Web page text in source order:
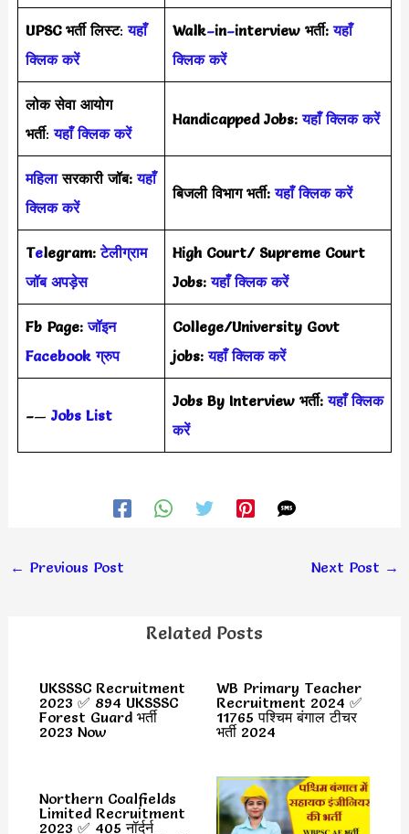
UPSC भर्ती लिस्ट:यहाँ
क्लिक करें
Walk–in–interview भर्ती:यहाँ
क्लिक करें
लोक सेवा आयोग
भर्ती:यहाँ क्लिक करें
Handicapped Jobs:यहाँ क्लिक करें
महिलासरकारी जॉब: यहाँ
क्लिक करें
बिजली विभाग भर्ती:यहाँ क्लिक करें
Telegram: टेलीग्राम
जॉब अपड़ेस
High Court/ Supreme Court
Jobs:यहाँ क्लिक करें
Fb Page:जॉइन
Facebook ग्रुप
College/University Govt
jobs:यहाँ क्लिक करें
–— Jobs List
Jobs By Interview भर्ती:यहाँ क्लिक
करें
← Previous Post Next Post →
Related Posts
UKSSSC Recruitment
2023 ✅ 894 UKSSSC
Forest Guard भर्ती
2023 Now
WB Primary Teacher
Recruitment 2024 ✅
11765 पश्चिम बंगाल टीचर
भर्ती 2024
Northern Coalfields
Limited Recruitment
2023 ✅ 405 नॉर्दर्न